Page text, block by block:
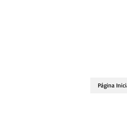
Página